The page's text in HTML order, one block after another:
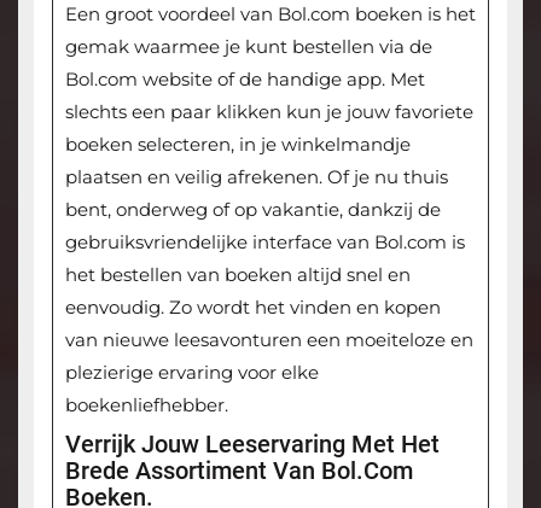
Een groot voordeel van Bol.com boeken is het
gemak waarmee je kunt bestellen via de
Bol.com website of de handige app. Met
slechts een paar klikken kun je jouw favoriete
boeken selecteren, in je winkelmandje
plaatsen en veilig afrekenen. Of je nu thuis
bent, onderweg of op vakantie, dankzij de
gebruiksvriendelijke interface van Bol.com is
het bestellen van boeken altijd snel en
eenvoudig. Zo wordt het vinden en kopen
van nieuwe leesavonturen een moeiteloze en
plezierige ervaring voor elke
boekenliefhebber.
Verrijk Jouw Leeservaring Met Het
Brede Assortiment Van Bol.com
Boeken.